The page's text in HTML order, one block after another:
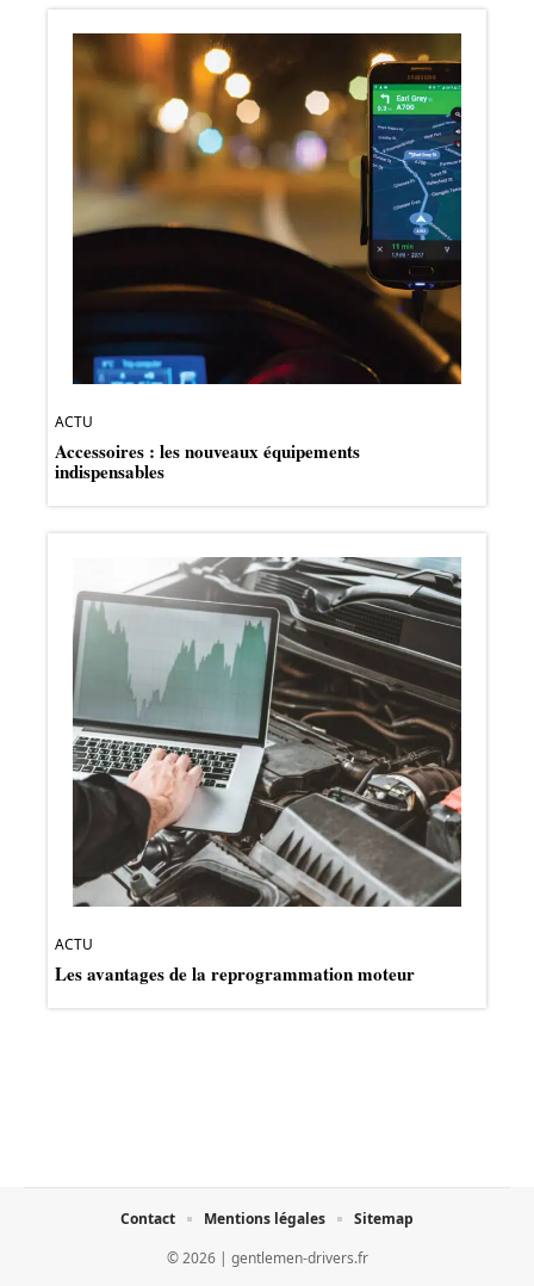
ACTU
Accessoires : les nouveaux équipements
indispensables
ACTU
Les avantages de la reprogrammation moteur
© 2026 | gentlemen-drivers.fr
Contact Mentions légales Sitemap